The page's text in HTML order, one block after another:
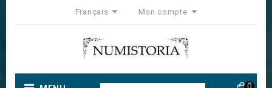
Français Mon compte